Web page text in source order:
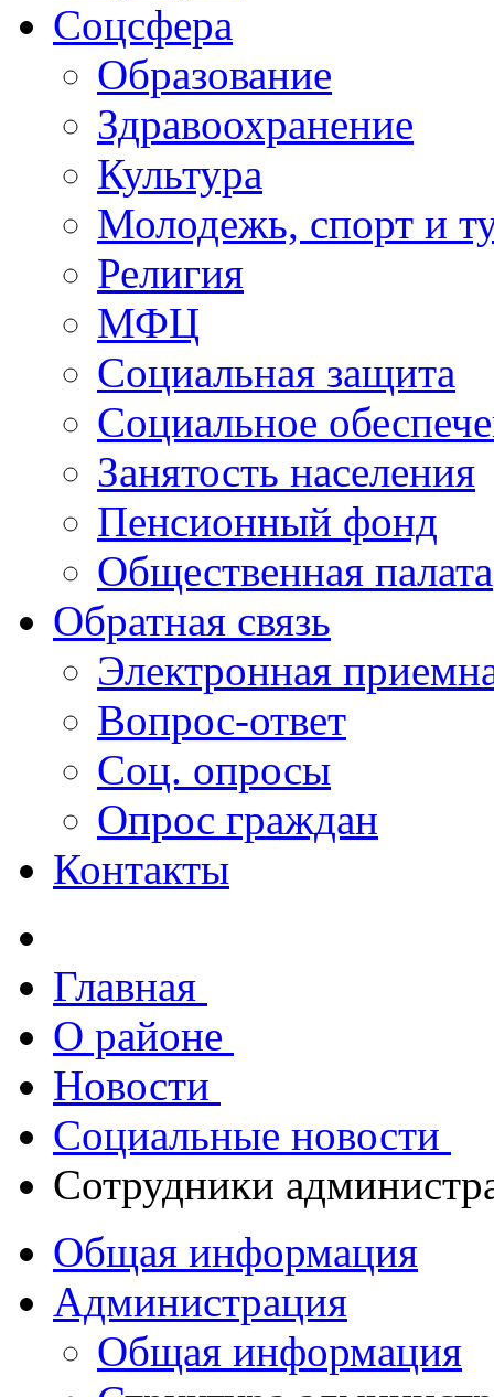
Соцсфера
Образование
Здравоохранение
Культура
Молодежь, спорт и
Религия
МФЦ
Социальная защита
Социальное
Занятость населения
Пенсионный фонд
Общественная палата
Обратная связь
Электронная
Вопрос-ответ
Соц. опросы
Опрос граждан
Контакты
Главная
О районе
Новости
Социальные новости
Сотрудники
Общая информация
Администрация
Общая информация